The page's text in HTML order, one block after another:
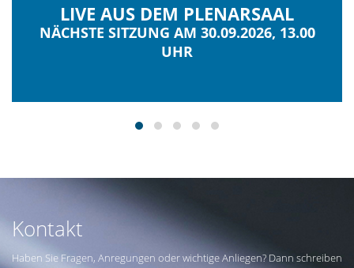
LIVE AUS DEM PLENARSAAL
NÄCHSTE SITZUNG AM 30.09.2026, 13.00
UHR
Kontakt
Haben Sie Fragen, Anregungen oder wichtige Anliegen? Dann schreiben